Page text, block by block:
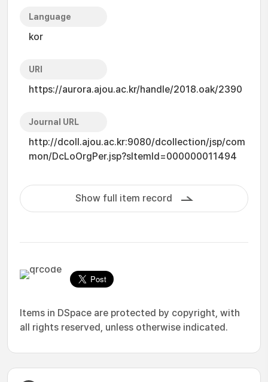
Language
kor
URI
https://aurora.ajou.ac.kr/handle/2018.oak/2390
Journal URL
http://dcoll.ajou.ac.kr:9080/dcollection/jsp/com
mon/DcLoOrgPer.jsp?sItemId=000000011494
Show full item record
Items in DSpace are protected by copyright, with
all rights reserved, unless otherwise indicated.